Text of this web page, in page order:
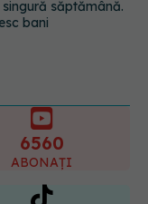
ta preferată
care o ai. Care
al generațiilor
6560
ABONAȚI